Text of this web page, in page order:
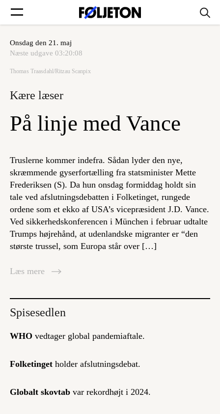
Forsider
Min side
Log ind
Onsdag den 21. maj
Næste udgave 03:20:08
Thomas Traasdahl/Ritzau Scanpix
Kære læser
På linje med Vance
Truslerne kommer indefra. Sådan lyder den nye,
skræmmende gyserfortælling fra statsminister Mette
Frederiksen (S). Da hun onsdag formiddag holdt sin
tale ved afslutningsdebatten i Folketinget, rungede
ordene som et ekko af USA’s vicepræsident J.D. Vance.
Ved sikkerhedskonferencen i München i februar udtalte
Trumps højrehånd, at udenlandske migranter er “den
største trussel, som Europa står over […]
Læs mere
Spisesedlen
WHO vedtager global pandemiaftale.
Folketinget holder afslutningsdebat.
Globalt skovtab var rekordhøjt i 2024.